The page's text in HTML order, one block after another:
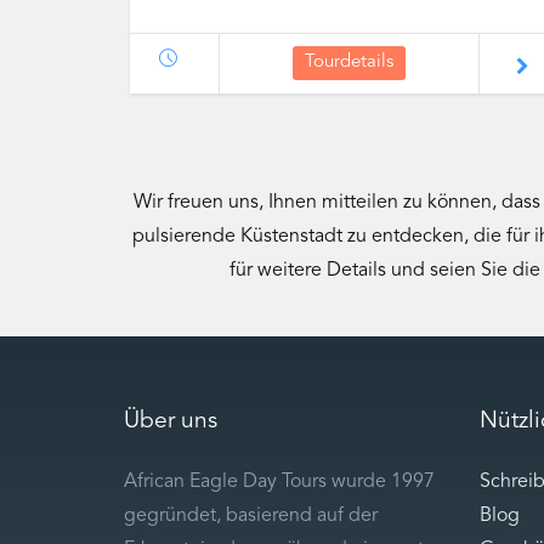
Tourdetails
Wir freuen uns, Ihnen mitteilen zu können,
pulsierende Küstenstadt zu entdecken, die für
für weitere Details und seien Sie
Über uns
African Eagle Day Tours wurde 1997
gegründet, basierend auf der
Blog